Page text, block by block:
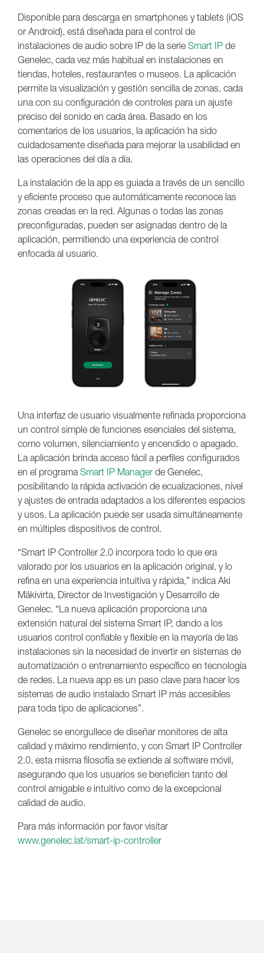
Disponible para descarga en smartphones y tablets (iOS
or Android), está diseñada para el control de
instalaciones de audio sobre IP de la serie Smart IP de
Genelec, cada vez más habitual en instalaciones en
tiendas, hoteles, restaurantes o museos. La aplicación
permite la visualización y gestión sencilla de zonas, cada
una con su configuración de controles para un ajuste
preciso del sonido en cada área. Basado en los
comentarios de los usuarios, la aplicación ha sido
cuidadosamente diseñada para mejorar la usabilidad en
las operaciones del día a día.
La instalación de la app es guiada a través de un sencillo
y eficiente proceso que automáticamente reconoce las
zonas creadas en la red. Algunas o todas las zonas
preconfiguradas, pueden ser asignadas dentro de la
aplicación, permitiendo una experiencia de control
enfocada al usuario.
Una interfaz de usuario visualmente refinada proporciona
un control simple de funciones esenciales del sistema,
como volumen, silenciamiento y encendido o apagado.
La aplicación brinda acceso fácil a perfiles configurados
en el programaSmart IP Manager de Genelec,
posibilitando la rápida activación de ecualizaciones, nivel
y ajustes de entrada adaptados a los diferentes espacios
y usos. La aplicación puede ser usada simultáneamente
en múltiples dispositivos de control.
“Smart IP Controller 2.0 incorpora todo lo que era
valorado por los usuarios en la aplicación original, y lo
refina en una experiencia intuitiva y rápida,” indica Aki
Mäkivirta, Director de Investigación y Desarrollo de
Genelec. “La nueva aplicación proporciona una
extensión natural del sistema Smart IP, dando a los
usuarios control confiable y flexible en la mayoría de las
instalaciones sin la necesidad de invertir en sistemas de
automatización o entrenamiento específico en tecnología
de redes. La nueva app es un paso clave para hacer los
sistemas de audio instalado Smart IP más accesibles
para toda tipo de aplicaciones”.
Genelec se enorgullece de diseñar monitores de alta
calidad y máximo rendimiento, y con Smart IP Controller
2.0, esta misma filosofía se extiende al software móvil,
asegurando que los usuarios se beneficien tanto del
control amigable e intuitivo como de la excepcional
calidad de audio.
Para más información por favor visitar
www.genelec.lat/smart-ip-controller